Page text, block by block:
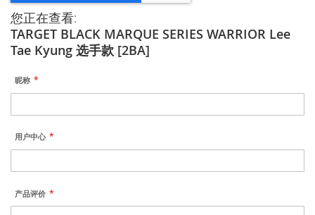
您正在查看:
TARGET BLACK MARQUE SERIES WARRIOR Lee
Tae Kyung 选手款 [2BA]
昵称
用户中心
产品评价